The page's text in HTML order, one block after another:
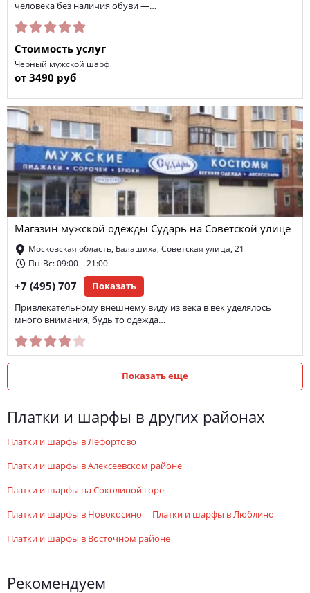
человека без наличия обуви —…
Стоимость услуг
Черный мужской шарф
от 3490 руб
Магазин мужской одежды Сударь на Советской улице
Московская область, Балашиха, Советская улица, 21
Пн-Вс: 09:00—21:00
+7 (495) 707 Показать
Привлекательному внешнему виду из века в век уделялось
много внимания, будь то одежда…
Показать еще
платки и шарфы в других районах
платки и шарфы в Лефортово
платки и шарфы в Алексеевском районе
платки и шарфы на Соколиной горе
платки и шарфы в Новокосино платки и шарфы в Люблино
платки и шарфы в Восточном районе
Рекомендуем